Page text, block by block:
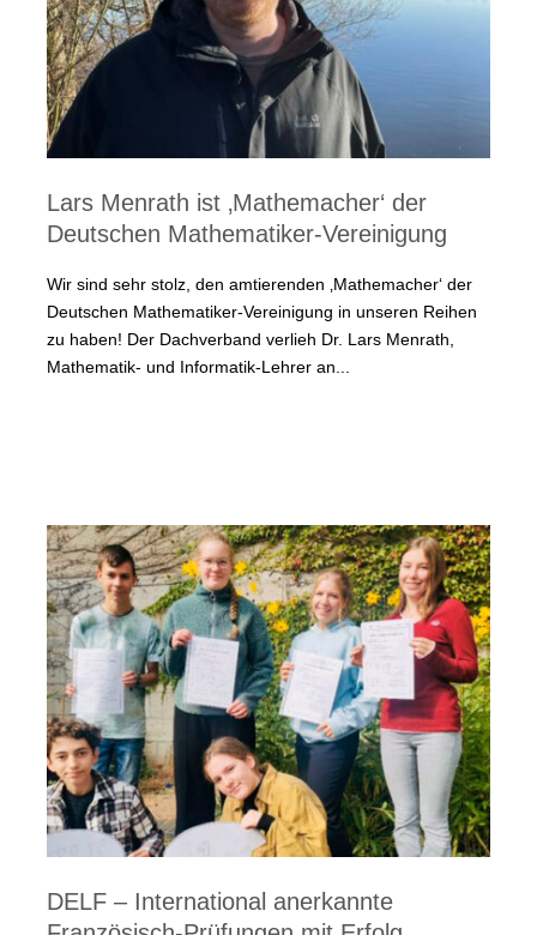
Lars Menrath ist ‚Mathemacher‘ der
Deutschen Mathematiker-Vereinigung
Wir sind sehr stolz, den amtierenden ‚Mathemacher‘ der
Deutschen Mathematiker-Vereinigung in unseren Reihen
zu haben! Der Dachverband verlieh Dr. Lars Menrath,
Mathematik- und Informatik-Lehrer an...
DELF – International anerkannte